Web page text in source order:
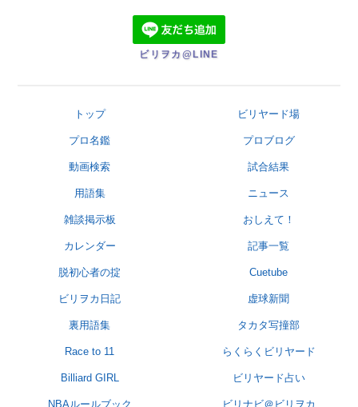
ビリヲカ@LINE
トップ ビリヤード場
プロ名鑑 プロブログ
動画検索 試合結果
用語集 ニュース
雑談掲示板 おしえて！
カレンダー 記事一覧
脱初心者の掟 Cuetube
ビリヲカ日記 虚球新聞
裏用語集 タカタ写撞部
Race to 11 らくらくビリヤード
Billiard GIRL ビリヤード占い
NBAルールブック ビリナビ＠ビリヲカ